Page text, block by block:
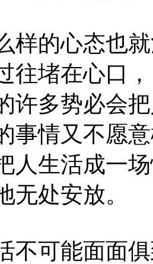
的心态也就
往堵在心口
许多势必会
事情又不愿
人生活成一
无处安放。
可能面面俱